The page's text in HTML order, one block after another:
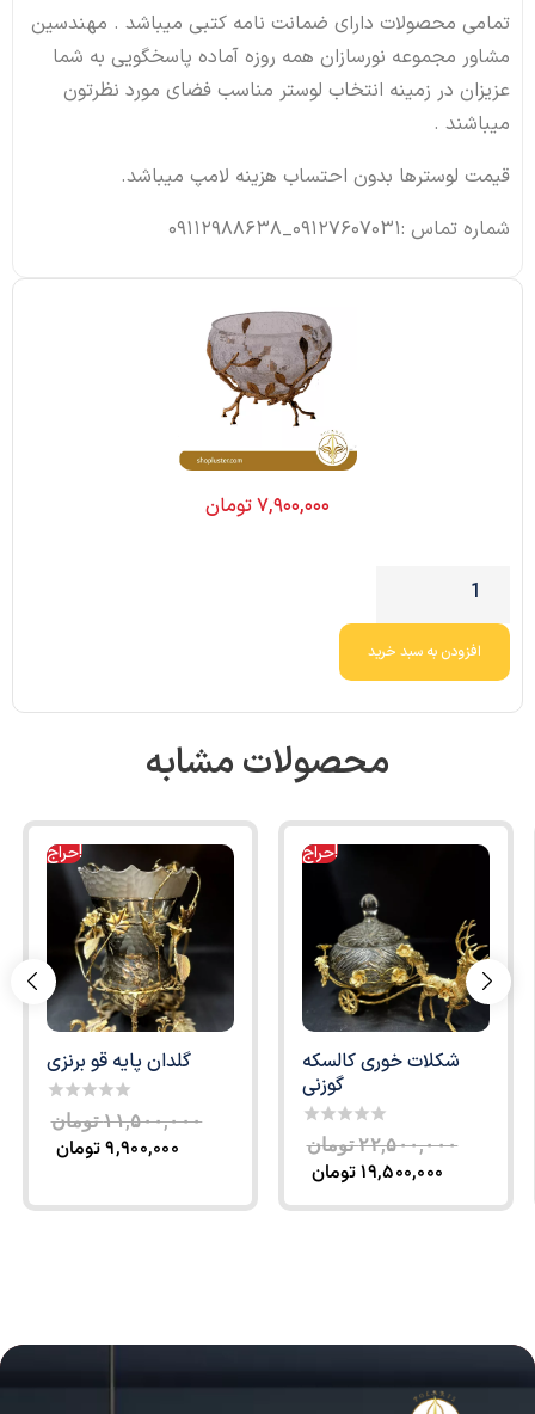
تمامی محصولات دارای ضمانت نامه کتبی میباشد . مهندسین
مشاور مجموعه نورسازان همه روزه آماده پاسخگویی به شما
عزیزان در زمینه انتخاب لوستر مناسب فضای مورد نظرتون
میباشند .
قیمت لوسترها بدون احتساب هزینه لامپ میباشد.
شماره تماس :09127607031_09112988638
۷,۹۰۰,۰۰۰تومان
افزودن به سبد خرید
محصولات مشابه
حراج!
گلدان پایه قو برنزی
0
out
of
۱۱,۵۰۰,۰۰۰ تومان
۹,۹۰۰,۰۰۰تومان
حراج!
شکلات خوری کالسکه
گوزنی
0
out
of
۲۲,۵۰۰,۰۰۰ تومان
۱۹,۵۰۰,۰۰۰تومان